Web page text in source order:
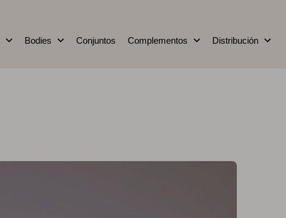
Bodies Conjuntos Complementos Distribución